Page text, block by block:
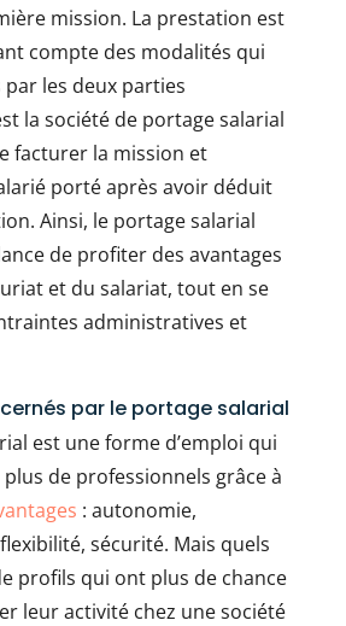
mission. La prestation est
compte des modalités qui
les deux parties
la société de portage salarial
facturer la mission et
porté après avoir déduit
Ainsi, le portage salarial
de profiter des avantages
et du salariat, tout en se
administratives et
par le portage salarial
est une forme d’emploi qui
de professionnels grâce à
: autonomie,
sécurité. Mais quels
profils qui ont plus de chance
leur activité chez une société